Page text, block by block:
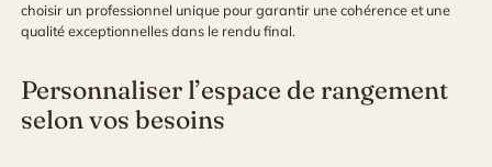
choisir un professionnel unique pour garantir une cohérence et une
qualité exceptionnelles dans le rendu final.
Personnaliser l’espace de rangement
selon vos besoins